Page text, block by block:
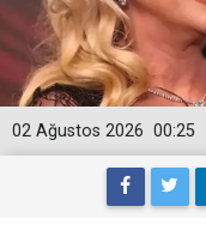
00:25
02 Ağustos 2026